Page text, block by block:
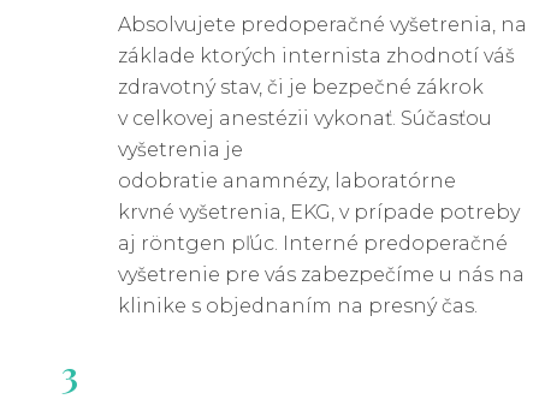
Absolvujete predoperačné vyšetrenia, na
základe ktorých internista zhodnotí váš
zdravotný stav, či je bezpečné zákrok
v celkovej anestézii vykonať. Súčasťou
vyšetrenia je
odobratie anamnézy, laboratórne
krvné vyšetrenia, EKG, v prípade potreby
aj röntgen pľúc. Interné predoperačné
vyšetrenie pre vás zabezpečíme u nás na
klinike s objednaním na presný čas.
3